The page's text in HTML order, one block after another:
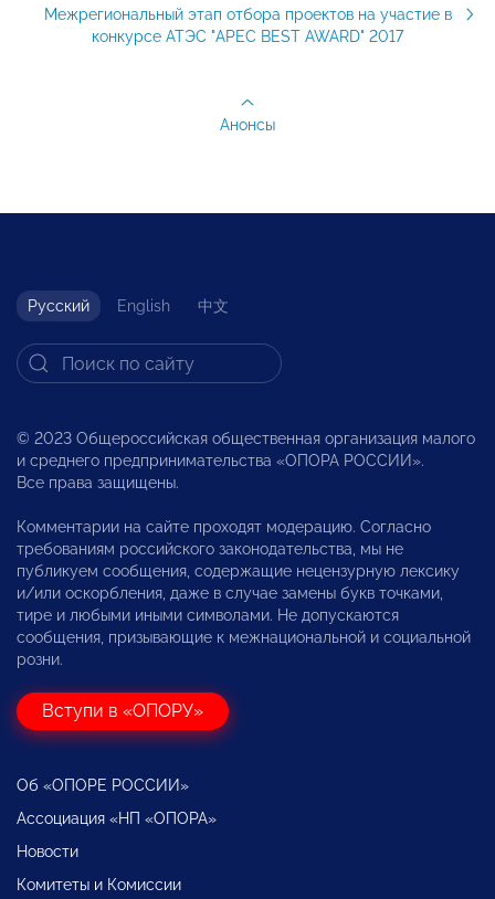
Межрегиональный этап отбора проектов на участие в
конкурсе АТЭС "APEC BEST AWARD" 2017
Анонсы
Русский English 中文
© 2023 Общероссийская общественная организация малого
и среднего предпринимательства «ОПОРА РОССИИ».
Все права защищены.
Комментарии на сайте проходят модерацию. Согласно
требованиям российского законодательства, мы не
публикуем сообщения, содержащие нецензурную лексику
и/или оскорбления, даже в случае замены букв точками,
тире и любыми иными символами. Не допускаются
сообщения, призывающие к межнациональной и социальной
розни.
Вступи в «ОПОРУ»
Об «ОПОРЕ РОССИИ»
Ассоциация «НП «ОПОРА»
Новости
Комитеты и Комиссии